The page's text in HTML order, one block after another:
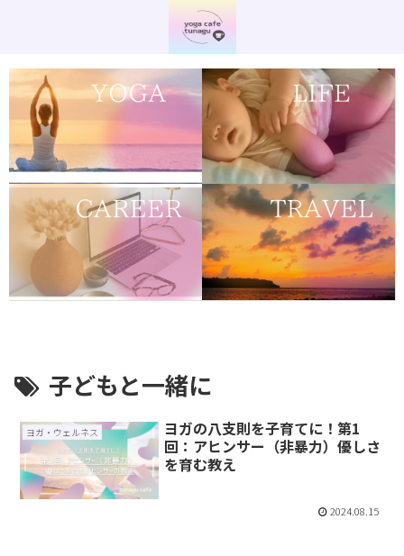
子どもと一緒に
ヨガ・ウェルネス
ヨガの八支則を子育てに！第1
回：アヒンサー（非暴力）優しさ
を育む教え
2024.08.15